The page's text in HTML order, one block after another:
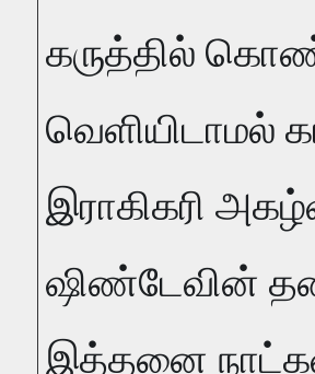
கருத்தில்
வெளியிடாமல்
இராகிகரி
ஷிண்டேவின்
இத்தனை